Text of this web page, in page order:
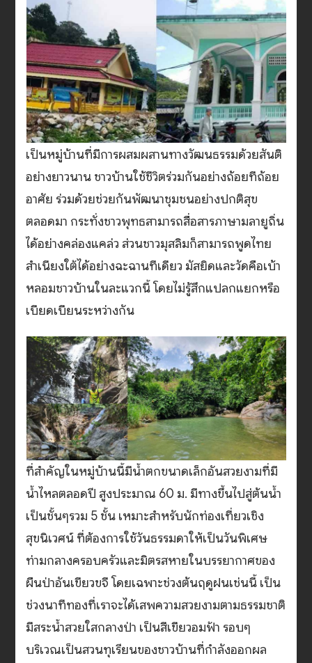
เป็นหมู่บ้านที่มีการผสมผสานทางวัฒนธรรมด้วยสันติ
อย่างยาวนาน ชาวบ้านใช้ชีวิตร่วมกันอย่างถ้อยทีถ้อย
อาศัย ร่วมด้วยช่วยกันพัฒนาชุมชนอย่างปกติสุข
ตลอดมา กระทั่งชาวพุทธสามารถสื่อสารภาษามลายูถิ่น
ได้อย่างคล่องแคล่ว ส่วนชาวมุสลิมก็สามารถพูดไทย
สำเนียงใต้ได้อย่างฉะฉานทีเดียว มัสยิดและวัดคือเบ้า
หลอมชาวบ้านในละแวกนี้ โดยไม่รู้สึกแปลกแยกหรือ
เบียดเบียนระหว่างกัน
ที่สำคัญในหมู่บ้านนี้มีน้ำตกขนาดเล็กอันสวยงามที่มี
น้ำไหลตลอดปี สูงประมาณ 60 ม. มีทางขึ้นไปสู่ต้นน้ำ
เป็นชั้นๆรวม 5 ชั้น เหมาะสำหรับนักท่องเที่ยวเชิง
สุขนิเวศน์ ที่ต้องการใช้วันธรรมดาให้เป็นวันพิเศษ
ท่ามกลางครอบครัวและมิตรสหายในบรรยากาศของ
ผืนป่าอันเขียวขจี โดยเฉพาะช่วงต้นฤดูฝนเช่นนี้ เป็น
ช่วงนาทีทองที่เราจะได้เสพความสวยงามตามธรรมชาติ
มีสระน้ำสวยใสกลางป่า เป็นสีเขียวอมฟ้า รอบๆ
บริเวณเป็นสวนทุเรียนของชาวบ้านที่กำลังออกผล